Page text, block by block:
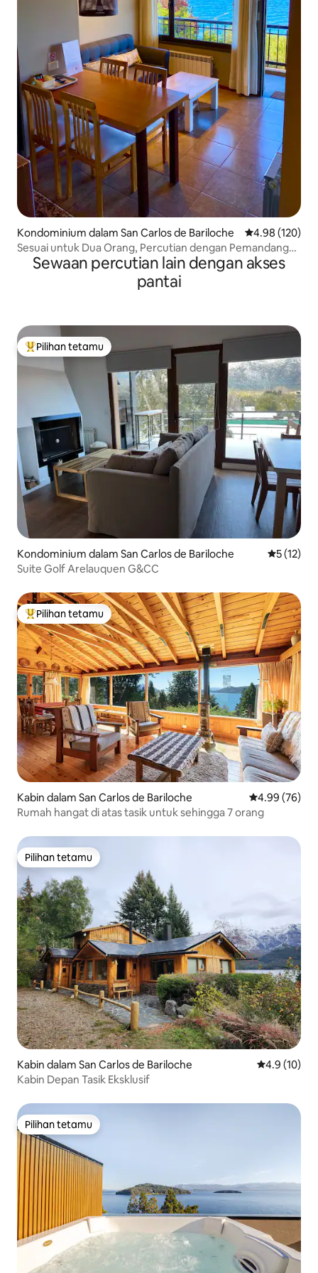
Kondominium dalam San Carlos de Bariloche Penarafan
4.98 (120)
Sesuai untuk Dua Orang, Percutian dengan Pemandangan
TasikSewaan percutian lain dengan akses
pantai
Pilihan utama tetamu
Pilihan tetamu
Kondominium dalam San Carlos de Bariloche
5 (12)
Suite Golf Arelauquen G&CC
Pilihan utama tetamu
Pilihan tetamu
Kabin dalam San Carlos de Bariloche Penarafan
4.99 (76)
Rumah hangat di atas tasik untuk sehingga 7 orang
Pilihan tetamu
Pilihan tetamu
Kabin dalam San Carlos de Bariloche Penarafan
4.9 (10)
Kabin Depan Tasik Eksklusif
Pilihan tetamu
Pilihan tetamu